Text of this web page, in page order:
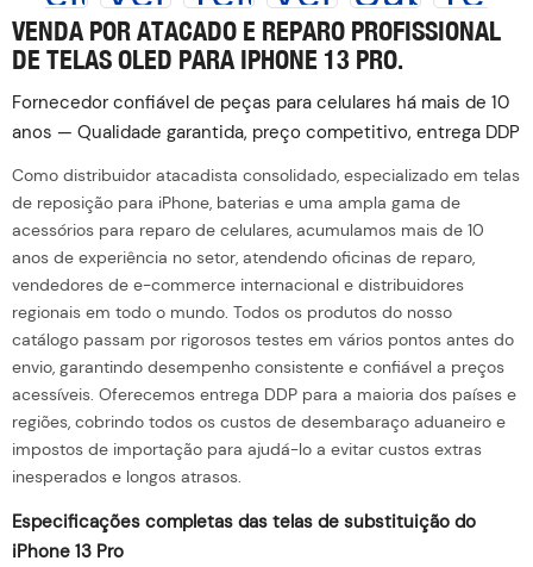
VENDA POR ATACADO E REPARO PROFISSIONAL
DE TELAS OLED PARA IPHONE 13 PRO.
Fornecedor confiável de peças para celulares há mais de 10
anos — Qualidade garantida, preço competitivo, entrega DDP
Como distribuidor atacadista consolidado, especializado em telas
de reposição para iPhone, baterias e uma ampla gama de
acessórios para reparo de celulares, acumulamos mais de 10
anos de experiência no setor, atendendo oficinas de reparo,
vendedores de e-commerce internacional e distribuidores
regionais em todo o mundo. Todos os produtos do nosso
catálogo passam por rigorosos testes em vários pontos antes do
envio, garantindo desempenho consistente e confiável a preços
acessíveis. Oferecemos entrega DDP para a maioria dos países e
regiões, cobrindo todos os custos de desembaraço aduaneiro e
impostos de importação para ajudá-lo a evitar custos extras
inesperados e longos atrasos.
Especificações completas das telas de substituição do
iPhone 13 Pro